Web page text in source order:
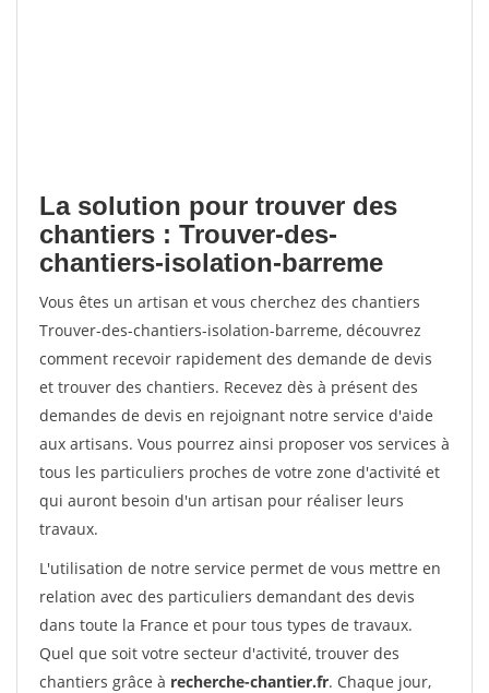
La solution pour trouver des
chantiers : Trouver-des-
chantiers-isolation-barreme
Vous êtes un artisan et vous cherchez des chantiers
Trouver-des-chantiers-isolation-barreme, découvrez
comment recevoir rapidement des demande de devis
et trouver des chantiers. Recevez dès à présent des
demandes de devis en rejoignant notre service d'aide
aux artisans. Vous pourrez ainsi proposer vos services à
tous les particuliers proches de votre zone d'activité et
qui auront besoin d'un artisan pour réaliser leurs
travaux.
L'utilisation de notre service permet de vous mettre en
relation avec des particuliers demandant des devis
dans toute la France et pour tous types de travaux.
Quel que soit votre secteur d'activité, trouver des
chantiers grâce à recherche-chantier.fr. Chaque jour,